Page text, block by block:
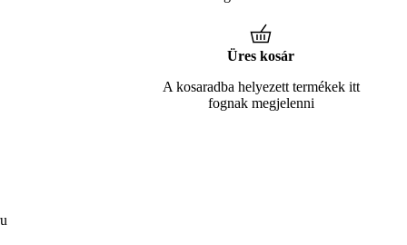
Üres kosár
A kosaradba helyezett termékek itt
fognak megjelenni